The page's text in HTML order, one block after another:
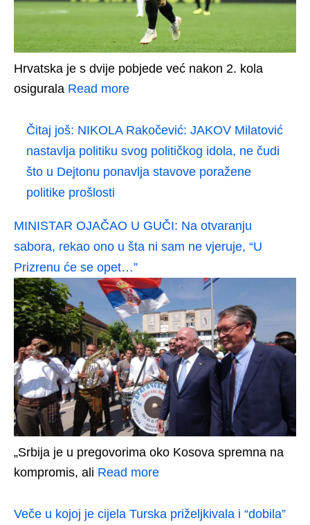
Hrvatska je s dvije pobjede već nakon 2. kola
osigurala Read more
Čitaj još: NIKOLA Rakočević: JAKOV Milatović
nastavlja politiku svog političkog idola, ne čudi
što u Dejtonu ponavlja stavove poražene
politike prošlosti
MINISTAR OJAČAO U GUČI: Na otvaranju
sabora, rekao ono u šta ni sam ne vjeruje, “U
Prizrenu će se opet…”
„Srbija je u pregovorima oko Kosova spremna na
kompromis, ali Read more
Veče u kojoj je cijela Turska priželjkivala i “dobila”